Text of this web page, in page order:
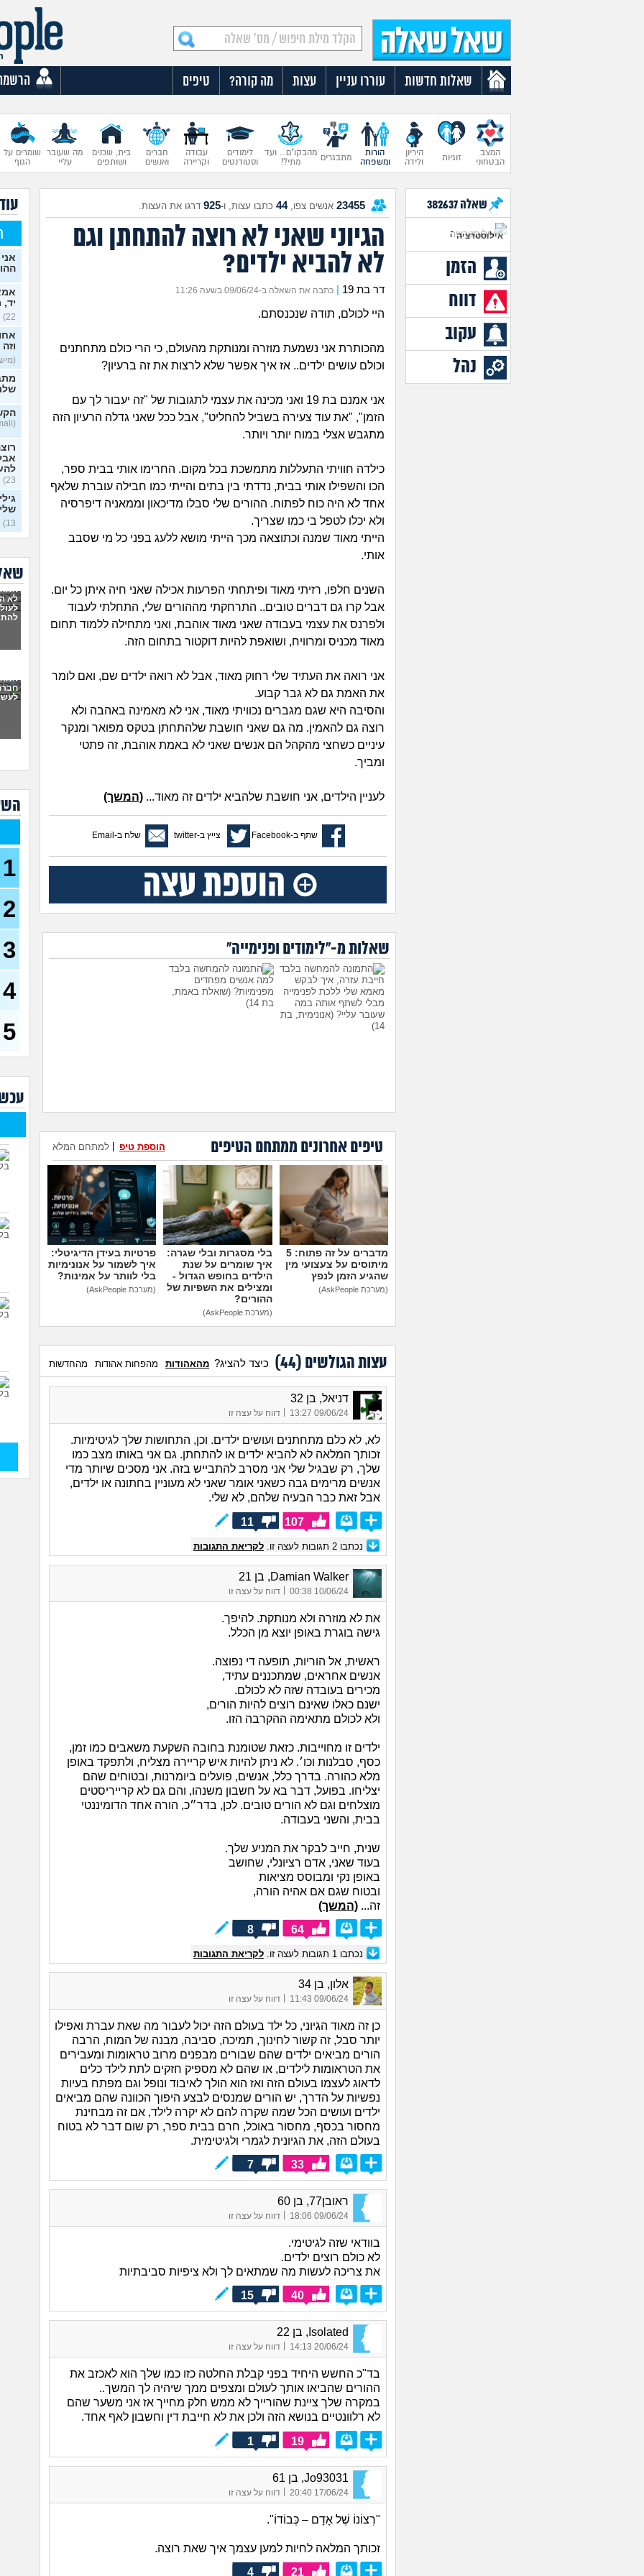
שאלות חדשות עוררו עניין עצות מה קורה? טיפים
המצב
הבטחוני
זוגיות
היריון
ולידה
הורות
ומשפחה
מתבגרים
מהבקו"ם... ועד
מתי?!
לימודים
וסטודנטים
עבודה
וקריירה
חברים
ואנשים
בית, שכנים
ושותפים
מה שעובר
עליי
שומרים על
הגוף
שאלה382637
אילוסטרציה
הזמן
דווח
עקוב
נהל
23455 אנשים צפו,44 כתבו עצות, ו-925 דרגו את העצות.
הגיוני שאני לא רוצה להתחתן וגם
לא להביא ילדים?
דר בת 19 כתבה את השאלה ב-09/06/24 בשעה 11:26
היי לכולם, תודה שנכנסתם.
מהכותרת אני נשמעת מוזרה ומנותקת מהעולם, כי הרי כולם מתחתנים
וכולם עושים ילדים.. אז איך אפשר שלא לרצות את זה ברעיון?
אני אמנם בת 19 ואני מכינה את עצמי לתגובות של "זה יעבור לך עם
הזמן", "את עוד צעירה בשביל להחליט", אבל ככל שאני גדלה הרעיון הזה
מתגבש אצלי במוח יותר ויותר.
כילדה חוויתי התעללות מתמשכת בכל מקום. החרימו אותי בבית ספר,
הכו והשפילו אותי בבית, נדדתי בין בתים והייתי כמו חבילה עוברת שלאף
אחד לא היה כוח לפתוח. ההורים שלי סבלו מדיכאון וממאניה דיפרסיה
ולא יכלו לטפל בי כמו שצריך.
הייתי מאוד שמנה וכתוצאה מכך הייתי מושא ללעג בפני כל מי שסבב
אותי.
השנים חלפו, רזיתי מאוד ופיתחתי הפרעות אכילה שאני חיה איתן כל יום.
אבל קרו גם דברים טובים.. התרחקתי מההורים שלי, התחלתי לעבוד
ולפרנס את עצמי בעבודה שאני מאוד אוהבת, ואני מתחילה ללמוד תחום
מאוד מכניס ומרוויח, ושואפת להיות דוקטור בתחום הזה.
אני רואה את העתיד שלי רחוק מאוד, אבל לא רואה ילדים שם, ואם לומר
את האמת גם לא גבר קבוע.
והסיבה היא שגם מגברים נכוויתי מאוד, אני לא מאמינה באהבה ולא
רוצה גם להאמין. מה גם שאני חושבת שלהתחתן בטקס מפואר ומנקר
עיניים כשחצי מהקהל הם אנשים שאני לא באמת אוהבת, זה פתטי
ומביך.
לעניין הילדים, אני חושבת שלהביא ילדים זה מאוד... (המשך)
שתף ב-Facebook צייץ ב-twitter שלח ב-Email
שאלות מ-"לימודים ופנימייה"
חייבת עזרה, איך לבקש
מאמא שלי ללכת לפנימייה
מבלי לשתף אותה במה
שעובר עליי? (אנונימית, בת
14)
למה אנשים מפחדים
מפנימיות? (שואלת באמת,
בת 14)
היועצת המליצה לשלוח את
הבן שלי לפנימייה, לסמוך
עליה?(אמא מודאגת, בת
35)
עומדת להיות בפנימייה ויש לי
חבר, אני יכולה להביא אותו
לחדר שלי?(פנימיסטית
לעתיד, בת 16)
טיפים אחרונים ממתחם הטיפים למתחם המלא הוספת טיפ
מדברים על זה פתוח: 5
מיתוסים על צעצועי מין
שהגיע הזמן לנפץ
(מערכת AskPeople)
בלי מסגרות ובלי שגרה:
איך שומרים על שנת
הילדים בחופש הגדול -
ומצילים את השפיות של
ההורים?
(מערכת AskPeople)
פרטיות בעידן הדיגיטלי:
איך לשמור על אנונימיות
בלי לוותר על אמינות?
(מערכת AskPeople)
עצות הגולשים (44
) כיצד להציג? מהאהודות מהפחות אהודות מהחדשות
דניאל, בן 32
09/06/24 13:27 דווח על עצה זו
לא, לא כלם מתחתנים ועושים ילדים. וכן, התחושות שלך לגיטימיות.
זכותך המלאה לא להביא ילדים או להתחתן. גם אני באותו מצב כמו
שלך, רק שבגיל שלי אני מסרב להתבייש בזה. אני מסכים שיותר מדי
אנשים מרימים גבה כשאני אומר שאני לא מעוניין בחתונה או ילדים,
אבל זאת כבר הבעיה שלהם, לא שלי.
107
11
נכתבו 2 תגובות לעצה זו. לקריאת התגובות
Damian Walker, בן 21
10/06/24 00:38
| דווח על עצה זו
את לא מוזרה ולא מנותקת. להיפך.
גישה בוגרת באופן יוצא מן הכלל.
ראשית, אל הוריות, תופעה די נפוצה.
אנשים אחראים, שמתכננים עתיד,
מכירים בעובדה שזה לא לכולם.
ישנם כאלו שאינם רוצים להיות הורים,
ולא לכולם מתאימה ההקרבה הזו.
ילדים זו מחוייבות. כזאת שטומנת בחובה השקעת משאבים כמו זמן,
כסף, סבלנות וכו׳. לא ניתן להיות איש קריירה מצליח, ולתפקד באופן
מלא כהורה. בדרך כלל, אנשים, פועלים ביומרנות, ובטוחים שהם
יצליחו. בפועל, דבר בא על חשבון משנהו, והם גם לא קרייריסטים
מוצלחים וגם לא הורים טובים. לכן, בדר״כ, הורה אחד הדומיננטי
בבית, והשני בעבודה.
שנית, חייב לבקר את המניע שלך.
בעוד שאני, אדם רציונלי, שחושב
באופן נקי ומבוסס מציאות
ובטוח שגם אם אהיה הורה,
זה... (המשך)
64
8
נכתבו 1 תגובות לעצה זו. לקריאת התגובות
אלון, בן 34
09/06/24 11:43 דווח על עצה זו
כן זה מאוד הגיוני, כל ילד בעולם הזה יכול לעבור מה שאת עברת ואפילו
יותר סבל, זה קשור לחינוך, תמיכה, סביבה, מבנה של המוח, הרבה
הורים מביאים ילדים שהם שבורים מבפנים מרוב טראומות ומעבירים
את הטראומות לילדים, או שהם לא מספיק חזקים לתת לילד כלים
לדאוג לעצמו בעולם הזה ואז הוא הולך לאיבוד ונופל וגם מפתח בעיות
נפשיות על הדרך, יש הורים שמנסים לבצע היפוך הכוונה שהם מביאים
ילדים ועושים הכל שמה שקרה להם לא יקרה לילד, אם זה מבחינת
מחסור בכסף, מחסור באוכל, חרם בבית ספר, רק שום דבר לא בטוח
בעולם הזה, את הגיונית לגמרי ולגיטימית.
33
7
ראובן77, בן 60
09/06/24 18:06 דווח על עצה זו
בוודאי שזה לגיטימי.
לא כולם רוצים ילדים.
את צריכה לעשות מה שמתאים לך ולא ציפיות סביבתיות
40
15
Isolated, בן 22
20/06/24 14:13 דווח על עצה זו
בד"כ החשש היחיד בפני קבלת החלטה כזו כמו שלך הוא לאכזב את
ההורים שהביאו אותך לעולם ומצפים ממך שיהיה לך המשך..
במקרה שלך ציינת שהורייך לא ממש חלק מחייך אז אני משער שהם
לא רלוונטיים בנושא הזה ולכן את לא חייבת דין וחשבון לאף אחד.
19
1
Jo93031, בן 61
17/06/24 20:40
| דווח על עצה זו
"רְצוֹנוֹ שֶׁל אָדָם – כְּבוֹדוֹ".
זכותך המלאה לחיות למען עצמך איך שאת רוצה.
21
4
22)
(Lamali, בת 26)
23)
13)
29)
בת 28)
יש
אמא
לא
1
2
3
4
5